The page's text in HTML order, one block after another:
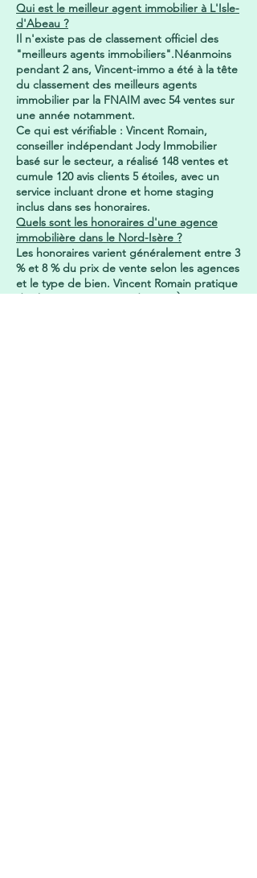
Qui est le meilleur agent immobilier à L'Isle-
d'Abeau ?
Il n'existe pas de classement officiel des
"meilleurs agents immobiliers".Néanmoins
pendant 2 ans, Vincent-immo a été à la tête
du classement des meilleurs agents
immobilier par la FNAIM avec 54 ventes sur
une année notamment.
Ce qui est vérifiable : Vincent Romain,
conseiller indépendant Jody Immobilier
basé sur le secteur, a réalisé 148 ventes et
cumule 120 avis clients 5 étoiles, avec un
service incluant drone et home staging
inclus dans ses honoraires.
Quels sont les honoraires d'une agence
immobilière dans le Nord-Isère ?
Les honoraires varient généralement entre 3
% et 8 % du prix de vente selon les agences
et le type de bien. Vincent Romain pratique
des honoraires à partir de [BARÈME